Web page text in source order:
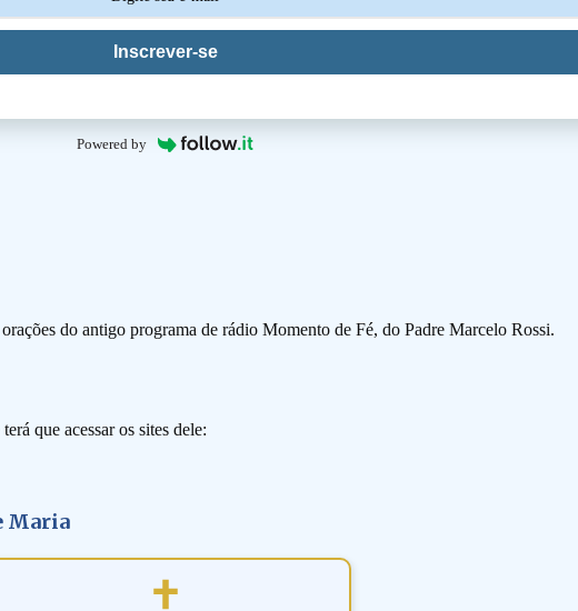
Inscrever-se
Powered by
do antigo programa de rádio Momento de Fé, do Padre Marcelo Rossi.
que acessar os sites dele:
Maria